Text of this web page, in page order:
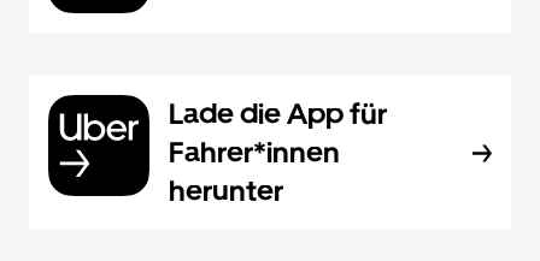
Lade die App für
Fahrer*innen
herunter